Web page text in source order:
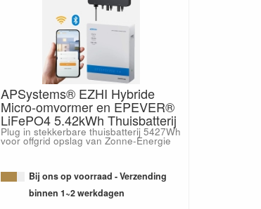
APSystems® EZHI Hybride
Micro-omvormer en EPEVER®
LiFePO4 5.42kWh Thuisbatterij
Plug in stekkerbare thuisbatterij 5427Wh
voor offgrid opslag van Zonne-Energie
Bij ons op voorraad - Verzending
binnen 1~2 werkdagen